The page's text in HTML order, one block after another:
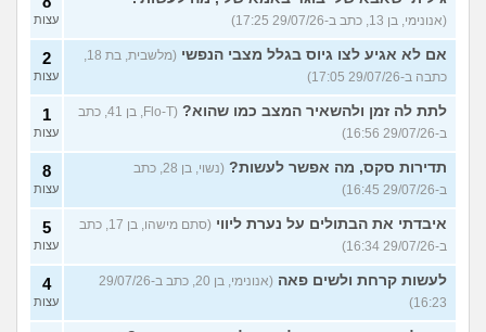
(אנונימי, בן 13, כתב ב-29/07/26 17:25) עצות
אם לא אגיע לצו גיוס בגלל מצבי הנפשי
כתבה ב-29/07/26 17:05)
2
עצות
לתת לה זמן ולהשאיר המצב כמו שהוא?
(Flo-T, בן 41, כתב
ב-29/07/26 16:56)
1
עצות
תדירות סקס, מה אפשר לעשות?
(נשוי, בן 28, כתב
ב-29/07/26 16:45)
8
עצות
איבדתי את הבתולים על נערת ליווי
(סתם מישהו, בן 17, כתב
ב-29/07/26 16:34)
5
עצות
לעשות קרחת ולשים פאה
(אנונימי, בן 20, כתב ב-29/07/26
16:23)
4
עצות